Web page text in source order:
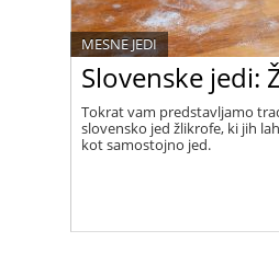
Slovenske jedi:
MESNE JEDI
Tokrat vam predstavljamo
slovensko jed žlikrofe, ki jih
kot samostojno jed.